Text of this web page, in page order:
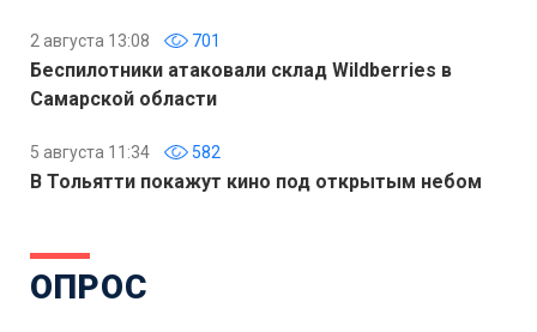
2 августа 13:08 701
Беспилотники атаковали склад Wildberries в
Самарской области
5 августа 11:34 582
В Тольятти покажут кино под открытым небом
ОПРОС